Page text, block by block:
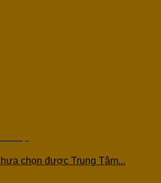
chọn được Trung Tâm...